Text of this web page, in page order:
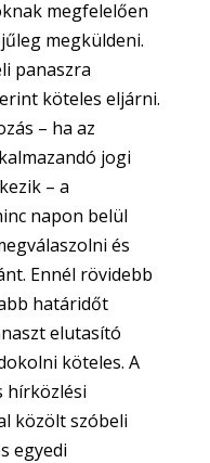
megfelelően
megküldeni.
panaszra
köteles eljárni.
– ha az
jogi
– a
napon belül
és
Ennél rövidebb
határidőt
elutasító
köteles. A
hírközlési
közölt szóbeli
egyedi